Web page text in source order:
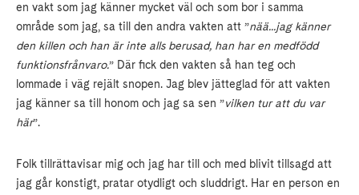
en vakt som jag känner mycket väl och som bor i samma
område som jag, sa till den andra vakten att ”nää...jag känner
den killen och han är inte alls berusad, han har en medfödd
funktionsfrånvaro.” Där fick den vakten så han teg och
lommade i väg rejält snopen. Jag blev jätteglad för att vakten
jag känner sa till honom och jag sa sen ”vilken tur att du var
här”.
Folk tillrättavisar mig och jag har till och med blivit tillsagd att
jag går konstigt, pratar otydligt och sluddrigt. Har en person en